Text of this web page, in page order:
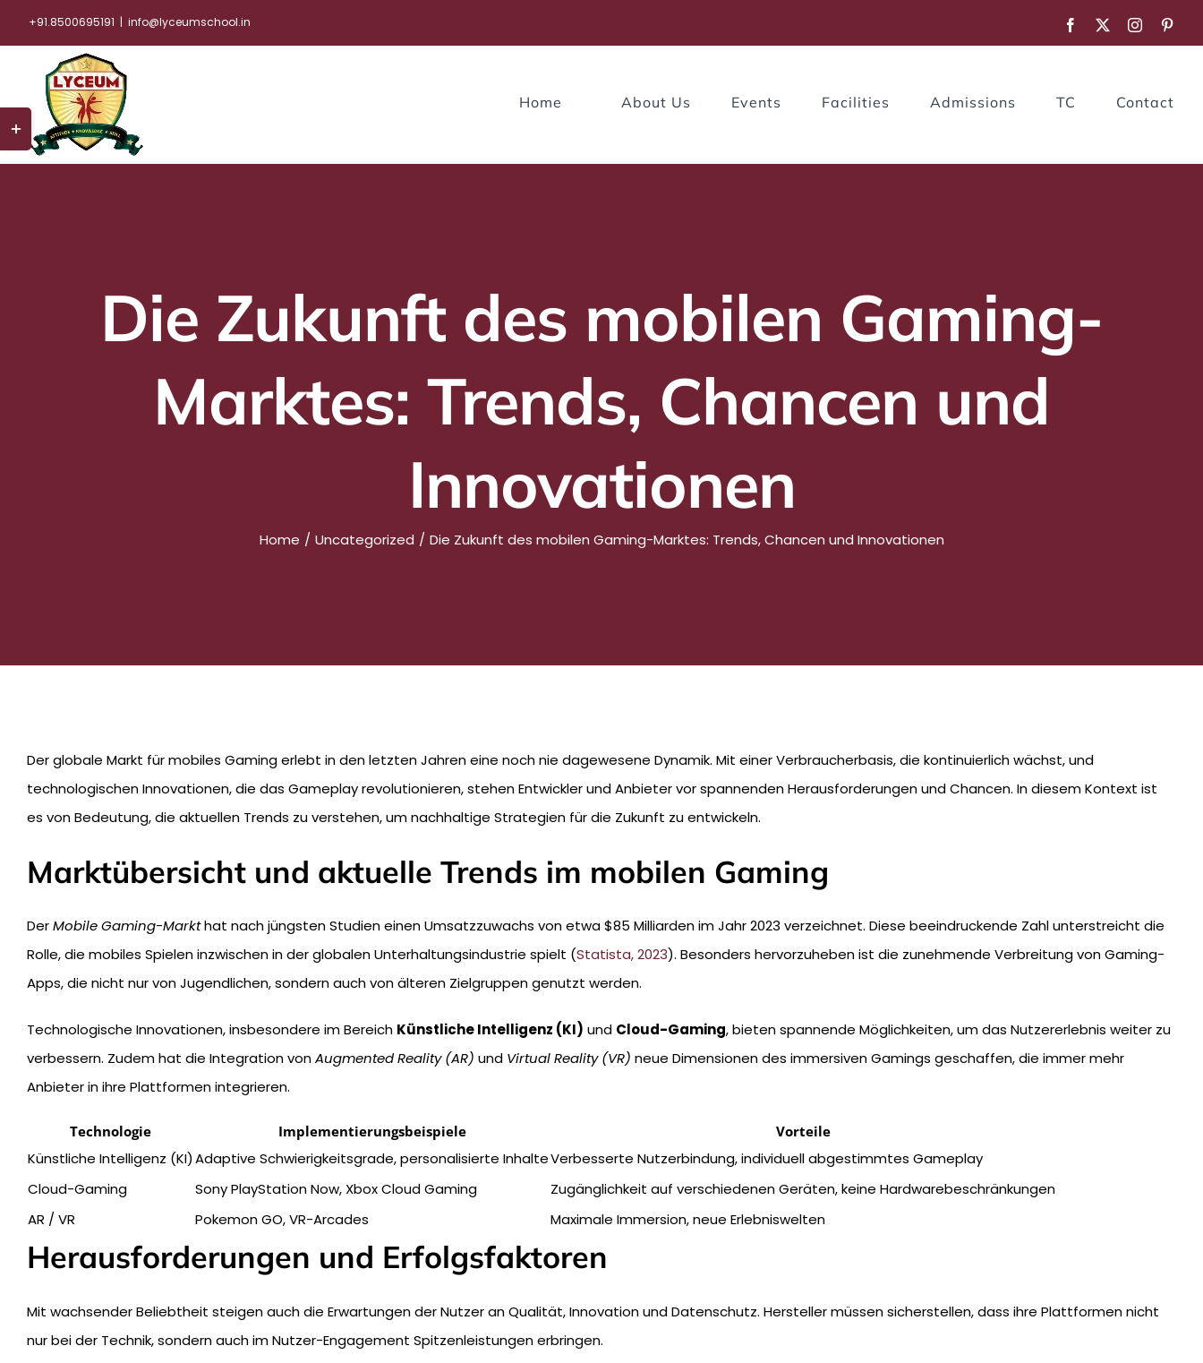
to
content
+91.8500695191 | info@lyceumschool.in Facebook Instagram
Home About Us Events Facilities Admissions TC Contact
Die Zukunft des mobilen Gaming-
Marktes: Trends, Chancen und
Innovationen
Home Uncategorized Die Zukunft des mobilen Gaming-Marktes: Trends, Chancen und Innovationen
Der globale Markt für mobiles Gaming erlebt in den letzten Jahren eine noch nie dagewesene Dynamik. Mit einer Verbraucherbasis, die kontinuierlich wächst, und
technologischen Innovationen, die das Gameplay revolutionieren, stehen Entwickler und Anbieter vor spannenden Herausforderungen und Chancen. In diesem Kontext ist
es von Bedeutung, die aktuellen Trends zu verstehen, um nachhaltige Strategien für die Zukunft zu entwickeln.
Marktübersicht und aktuelle Trends im mobilen Gaming
DerMobile Gaming-Markthat nach jüngsten Studien einen Umsatzzuwachs von etwa$85 Milliarden im Jahr 2023 verzeichnet. Diese beeindruckende Zahl unterstreicht die
Rolle, die mobiles Spielen inzwischen in der globalen Unterhaltungsindustrie spielt (Statista, 2023). Besonders hervorzuheben ist die zunehmende Verbreitung von Gaming-
Apps, die nicht nur von Jugendlichen, sondern auch von älteren Zielgruppen genutzt werden.
Technologische Innovationen, insbesondere im Bereich Künstliche Intelligenz (KI) und Cloud-Gaming, bieten spannende Möglichkeiten, um das Nutzererlebnis weiter zu
verbessern. Zudem hat die Integration vonAugmented Reality (AR) und Virtual Reality (VR) neue Dimensionen des immersiven Gamings geschaffen, die immer mehr
Anbieter in ihre Plattformen integrieren.
Technologie Implementierungsbeispiele Vorteile
Künstliche Intelligenz (KI)Adaptive Schwierigkeitsgrade, personalisierte InhalteVerbesserte Nutzerbindung, individuell abgestimmtes Gameplay
Cloud-Gaming
Sony PlayStation Now, Xbox Cloud Gaming
Zugänglichkeit auf verschiedenen Geräten, keine Hardwarebeschränkungen
AR / VR
Pokemon GO, VR-Arcades Maximale Immersion, neue Erlebniswelten
Herausforderungen und Erfolgsfaktoren
Mit wachsender Beliebtheit steigen auch die Erwartungen der Nutzer an Qualität, Innovation und Datenschutz. Hersteller müssen sicherstellen, dass ihre Plattformen nicht
nur bei der Technik, sondern auch im Nutzer-Engagement Spitzenleistungen erbringen.
Toggle
Sliding